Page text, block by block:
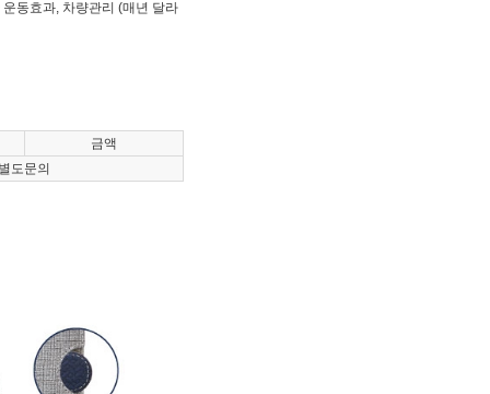
동효과, 차량관리 (매년 달라
금액
별도문의